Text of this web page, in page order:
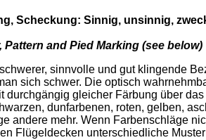
Scheckung: Sinnig, unsinnig,
Pattern and Pied Marking (see below)
sinnvolle und gut klingende
sich schwer. Die optisch
gleicher Färbung über
dunfarbenen, roten, gelben,
andere mehr. Wenn Farbenschläge
Flügeldecken unterschiedliche